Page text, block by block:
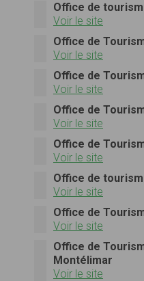
Office de
Voir le site
Office de
Voir le site
Office de
Voir le site
Office de
Voir le site
Office de
Voir le site
Office de
Voir le site
Office de
Voir le site
Office de
Montélimar
Voir le site